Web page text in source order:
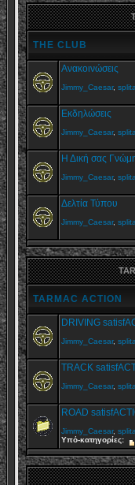
THE CLUB
Ανακοινώσεις
Jimmy_Caesar,
Εκδηλώσεις
Jimmy_Caesar,
Η Δική σας
Jimmy_Caesar,
Δελτία Τύπου
Jimmy_Caesar,
TARMAC ACTION
DRIVING
Jimmy_Caesar,
TRACK
Jimmy_Caesar,
ROAD
Jimmy_Caesar,
Υπό-κατηγορίες: